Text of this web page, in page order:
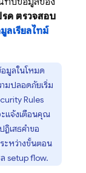
รด ตรวจสอบ
ลเรียลไทม์
มูลในโหมด
มปลอดภัยเริ่ม
Rules
ะแจ้งเตือนคุณ
เสธคำขอ
ะหว่างขั้นตอน
setup flow.